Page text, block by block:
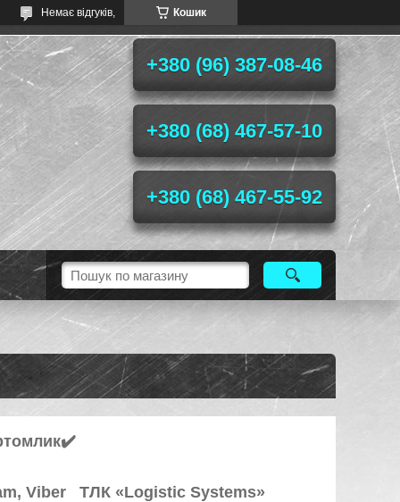
Кошик
Немає відгуків,
+380 (96) 387-08-46
+380 (68) 467-57-10
+380 (68) 467-55-92
✔️
Viber ТЛК «Logistic Systems»